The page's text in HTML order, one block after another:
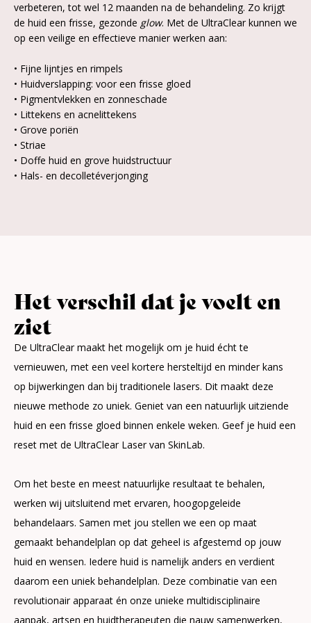
verbeteren, tot wel 12 maanden na de behandeling. Zo krijgt
de huid een frisse, gezonde glow. Met de UltraClear kunnen we
op een veilige en effectieve manier werken aan:
• Fijne lijntjes en rimpels
• Huidverslapping: voor een frisse gloed
• Pigmentvlekken en zonneschade
• Littekens en acnelittekens
• Grove poriën
• Striae
• Doffe huid en grove huidstructuur
• Hals- en decolletéverjonging
Het verschil dat je voelt en
ziet
De UltraClear maakt het mogelijk om je huid écht te
vernieuwen, met een veel kortere hersteltijd en minder kans
op bijwerkingen dan bij traditionele lasers. Dit maakt deze
nieuwe methode zo uniek. Geniet van een natuurlijk uitziende
huid en een frisse gloed binnen enkele weken. Geef je huid een
reset met de UltraClear Laser van SkinLab.
Om het beste en meest natuurlijke resultaat te behalen,
werken wij uitsluitend met ervaren, hoogopgeleide
behandelaars. Samen met jou stellen we een op maat
gemaakt behandelplan op dat geheel is afgestemd op jouw
huid en wensen. Iedere huid is namelijk anders en verdient
daarom een uniek behandelplan. Deze combinatie van een
revolutionair apparaat én onze unieke multidisciplinaire
aanpak, artsen en huidtherapeuten die nauw samenwerken,